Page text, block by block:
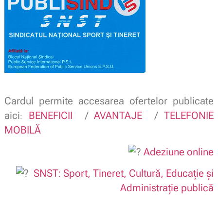
Cardul permite accesarea ofertelor publicate
aici: BENEFICII /AVANTAJE /TELEFONIE
MOBILĂ
Adeziune online
SNST: Sport, Tineret, Cultură, Educație și
Administrație publică